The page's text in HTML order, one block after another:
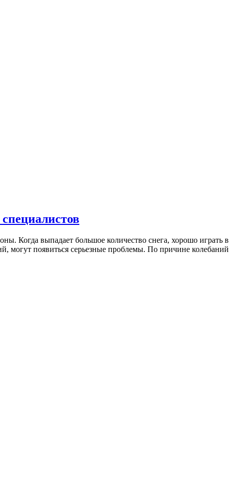
Когда выпадает большое количество снега, хорошо играть в
могут появиться серьезные проблемы. По причине колебаний